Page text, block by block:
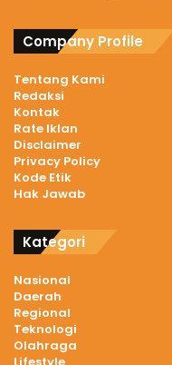
Company Profile
Tentang Kami
Redaksi
Kontak
Rate Iklan
Disclaimer
Privacy Policy
Kode Etik
Hak Jawab
Kategori
Nasional
Daerah
Regional
Teknologi
Olahraga
Lifestyle